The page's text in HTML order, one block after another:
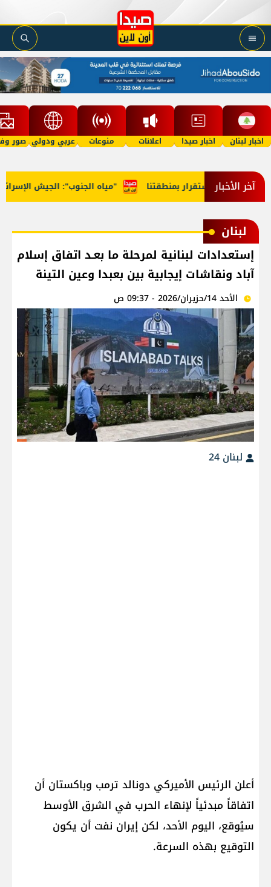
اخبار لبنان اخبار صيدا اعلانات منوعات عربي ودولي صور
آخر الأخبار "مياه الجنوب": الجيش الإسرائيلي الاستقرار بمنطقتنا
لبنان
إستعدادات لبنانية لمرحلة ما بعـد اتفاق إسلام
آباد ونقاشات إيجابية بين بعبدا وعين التينة
الأحد 14/حزيران/2026 - 09:37 ص
لبنان 24
أعلن الرئيس الأميركي دونالد ترمب وباكستان أن
اتفاقاً مبدئياً لإنهاء الحرب في الشرق الأوسط
سيُوقع، اليوم الأحد، لكن إيران نفت أن يكون
التوقيع بهذه السرعة.